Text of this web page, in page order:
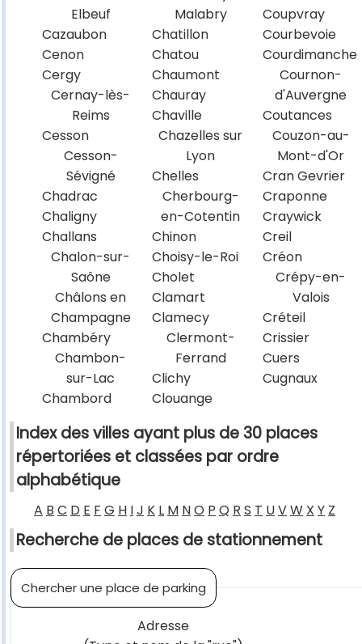
Elbeuf
Cazaubon
Cenon
Cergy
Cernay-lès-
Reims
Cesson
Cesson-
Sévigné
Chadrac
Chaligny
Challans
Chalon-sur-
Saône
Châlons en
Champagne
Chambéry
Chambon-
sur-Lac
Chambord
Malabry
Chatillon
Chatou
Chaumont
Chauray
Chaville
Chazelles sur
Lyon
Chelles
Cherbourg-
en-Cotentin
Chinon
Choisy-le-Roi
Cholet
Clamart
Clamecy
Clermont-
Ferrand
Clichy
Clouange
Coupvray
Courbevoie
Courdimanche
Cournon-
d'Auvergne
Coutances
Couzon-au-
Mont-d'Or
Cran Gevrier
Craponne
Craywick
Creil
Créon
Crépy-en-
Valois
Créteil
Crissier
Cuers
Cugnaux
Index des villes ayant plus de 30 places
répertoriées et classées par ordre
alphabétique
A B C D E F G H IJ K L M NO P Q R S T UVW X Y Z
Recherche de places de stationnement
Chercher une place de parking
Adresse